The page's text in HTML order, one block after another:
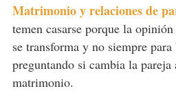
Matrimonio y relaciones de
temen casarse porque la
se transforma y no siempre
preguntando si cambia la pareja
matrimonio.